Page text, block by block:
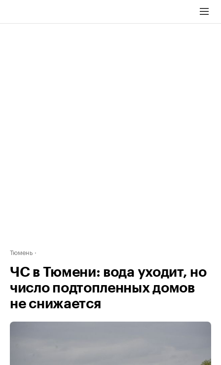
Тюмень
ЧС в Тюмени: вода уходит, но
число подтопленных домов
не снижается